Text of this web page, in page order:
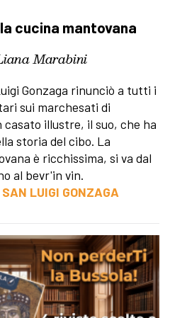
cucina mantovana
Marabini
Gonzaga rinunciò a tutti i
sui marchesati di
casato illustre, il suo, che ha
storia del cibo. La
è ricchissima, si va dal
al bevr'in vin.
LUIGI GONZAGA